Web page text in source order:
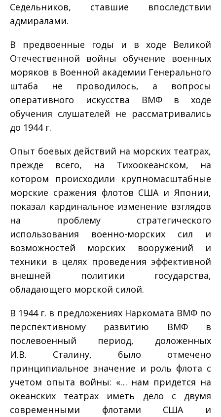
Седельников, ставшие впоследствии
адмиралами.
В предвоенные годы и в ходе Великой
Отечественной войны обучение военных
моряков в Военной академии Генерального
штаба не проводилось, а вопросы
оперативного искусства ВМФ в ходе
обучения слушателей не рассматривались
до 1944 г.
Опыт боевых действий на морских театрах,
прежде всего, на Тихоокеанском, на
котором происходили крупномасштабные
морские сражения флотов США и Японии,
показал кардинальное изменение взглядов
на проблему стратегического
использования военно-морских сил и
возможностей морских вооружений и
техники в целях проведения эффективной
внешней политики государства,
обладающего морской силой.
В 1944 г. в предложениях Наркомата ВМФ по
перспективному развитию ВМФ в
послевоенный период, доложенных
И.В. Сталину, было отмечено
принципиальное значение и роль флота с
учетом опыта войны: «… нам придется на
океанских театрах иметь дело с двумя
современными флотами США и